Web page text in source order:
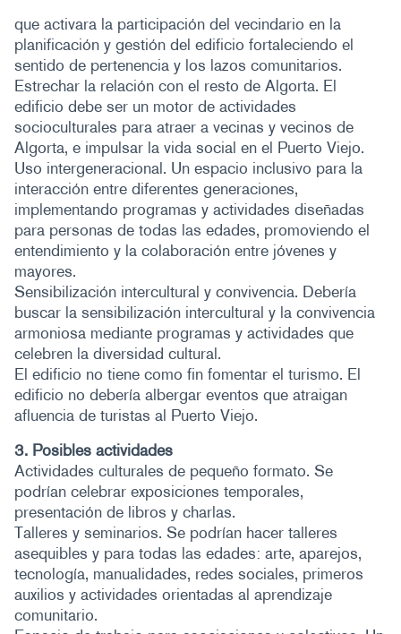
que activara la participación del vecindario en la
planificación y gestión del edificio fortaleciendo el
sentido de pertenencia y los lazos comunitarios.
Estrechar la relación con el resto de Algorta. El
edificio debe ser un motor de actividades
socioculturales para atraer a vecinas y vecinos de
Algorta, e impulsar la vida social en el Puerto Viejo.
Uso intergeneracional. Un espacio inclusivo para la
interacción entre diferentes generaciones,
implementando programas y actividades diseñadas
para personas de todas las edades, promoviendo el
entendimiento y la colaboración entre jóvenes y
mayores.
Sensibilización intercultural y convivencia. Debería
buscar la sensibilización intercultural y la convivencia
armoniosa mediante programas y actividades que
celebren la diversidad cultural.
El edificio no tiene como fin fomentar el turismo. El
edificio no debería albergar eventos que atraigan
afluencia de turistas al Puerto Viejo.
3. Posibles actividades
Actividades culturales de pequeño formato. Se
podrían celebrar exposiciones temporales,
presentación de libros y charlas.
Talleres y seminarios. Se podrían hacer talleres
asequibles y para todas las edades: arte, aparejos,
tecnología, manualidades, redes sociales, primeros
auxilios y actividades orientadas al aprendizaje
comunitario.